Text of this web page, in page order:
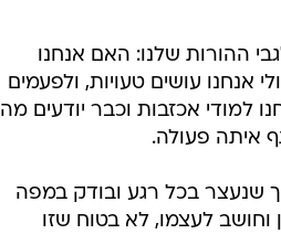
ההורות שלנו: האם אנחנו
אנחנו עושים טעויות, ולפעמים
למודי אכזבות וכבר יודעים מה
איתה פעולה.
שנעצר בכל רגע ובודק במפה
לעצמו, לא בטוח שזו